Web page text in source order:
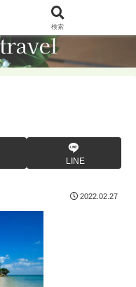
LINE
2022.02.27
検索